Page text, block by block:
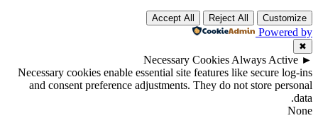
Customize
Reject All
Accept All
Powered by
✖
►
Necessary Cookies Always Active
Necessary cookies enable essential site features like secure log-ins
and consent preference adjustments. They do not store personal
data.
None